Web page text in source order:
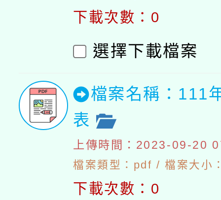
下載次數：0
選擇下載檔案
檔案名稱：111
表
上傳時間：2023-09-20
檔案類型：pdf / 檔案大小
下載次數：0